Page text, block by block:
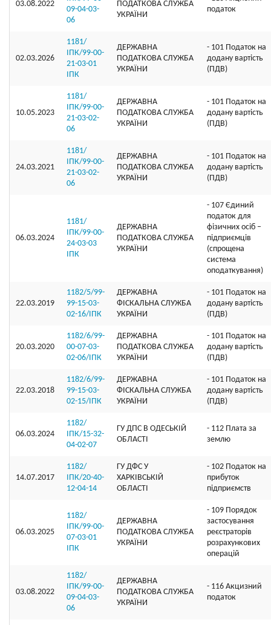
03.08.2022
09-04-03-
06
ПОДАТКОВА СЛУЖБА
УКРАЇНИ
податок
02.03.2026
1181/
ІПК/99-00-
21-03-01
ІПК
ДЕРЖАВНА
ПОДАТКОВА СЛУЖБА
УКРАЇНИ
- 101 Податок на
додану вартість
(ПДВ)
10.05.2023
1181/
ІПК/99-00-
21-03-02-
06
ДЕРЖАВНА
ПОДАТКОВА СЛУЖБА
УКРАЇНИ
- 101 Податок на
додану вартість
(ПДВ)
24.03.2021
1181/
ІПК/99-00-
21-03-02-
06
ДЕРЖАВНА
ПОДАТКОВА СЛУЖБА
УКРАЇНИ
- 101 Податок на
додану вартість
(ПДВ)
06.03.2024
1181/
ІПК/99-00-
24-03-03
ІПК
ДЕРЖАВНА
ПОДАТКОВА СЛУЖБА
УКРАЇНИ
- 107 Єдиний
податок для
фізичних осіб –
підприємців
(спрощена
система
оподаткування)
22.03.2019
1182/5/99-
99-15-03-
02-16/ІПК
ДЕРЖАВНА
ФІСКАЛЬНА СЛУЖБА
УКРАЇНИ
- 101 Податок на
додану вартість
(ПДВ)
20.03.2020
1182/6/99-
00-07-03-
02-06/ІПК
ДЕРЖАВНА
ПОДАТКОВА СЛУЖБА
УКРАЇНИ
- 101 Податок на
додану вартість
(ПДВ)
22.03.2018
1182/6/99-
99-15-03-
02-15/ІПК
ДЕРЖАВНА
ФІСКАЛЬНА СЛУЖБА
УКРАЇНИ
- 101 Податок на
додану вартість
(ПДВ)
06.03.2024
1182/
ІПК/15-32-
04-02-07
ГУ ДПС В ОДЕСЬКІЙ
ОБЛАСТІ
- 112 Плата за
землю
14.07.2017
1182/
ІПК/20-40-
12-04-14
ГУ ДФС У
ХАРКIВСЬКIЙ
ОБЛАСТI
- 102 Податок на
прибуток
підприємств
06.03.2025
1182/
ІПК/99-00-
07-03-01
ІПК
ДЕРЖАВНА
ПОДАТКОВА СЛУЖБА
УКРАЇНИ
- 109 Порядок
застосування
реєстраторів
розрахункових
операцій
03.08.2022
1182/
ІПК/99-00-
09-04-03-
06
ДЕРЖАВНА
ПОДАТКОВА СЛУЖБА
УКРАЇНИ
- 116 Акцизний
податок